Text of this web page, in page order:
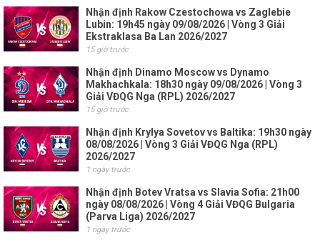
Nhận định Rakow Czestochowa vs Zaglebie
Lubin: 19h45 ngày 09/08/2026 | Vòng 3 Giải
Ekstraklasa Ba Lan 2026/2027
15 giờ trước
Nhận định Dinamo Moscow vs Dynamo
Makhachkala: 18h30 ngày 09/08/2026 | Vòng 3
Giải VĐQG Nga (RPL) 2026/2027
15 giờ trước
Nhận định Krylya Sovetov vs Baltika: 19h30 ngày
08/08/2026 | Vòng 3 Giải VĐQG Nga (RPL)
2026/2027
1 ngày trước
Nhận định Botev Vratsa vs Slavia Sofia: 21h00
ngày 08/08/2026 | Vòng 4 Giải VĐQG Bulgaria
(Parva Liga) 2026/2027
1 ngày trước